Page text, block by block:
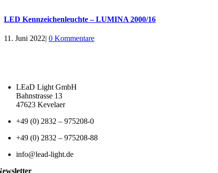
LED Kennzeichenleuchte – LUMINA 2000/16
11. Juni 2022| 0 Kommentare
LEaD Light GmbH
Bahnstrasse 13
47623 Kevelaer
+49 (0) 2832 – 975208-0
+49 (0) 2832 – 975208-88
info@lead-light.de